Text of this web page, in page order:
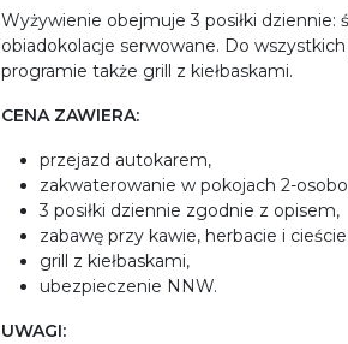
Wyżywienie obejmuje 3 posiłki
obiadokolacje serwowane. Do
programie także grill z kiełbaskami.
CENA ZAWIERA:
przejazd autokarem,
zakwaterowanie w pokojach 2-
3 posiłki dziennie zgodnie z opisem,
zabawę przy kawie, herbacie i
grill z kiełbaskami,
ubezpieczenie NNW.
UWAGI: